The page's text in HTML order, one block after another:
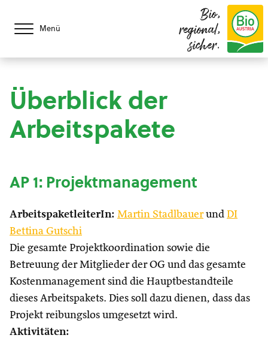
Menü
Bio,
regional,
sicher.
Überblick der
Arbeitspakete
AP 1: Projektmanagement
ArbeitspaketleiterIn: Martin Stadlbauerund DI
Bettina Gutschi
Die gesamte Projektkoordination sowie die
Betreuung der Mitglieder der OG und das gesamte
Kostenmanagement sind die Hauptbestandteile
dieses Arbeitspakets. Dies soll dazu dienen, dass das
Projekt reibungslos umgesetzt wird.
Aktivitäten: